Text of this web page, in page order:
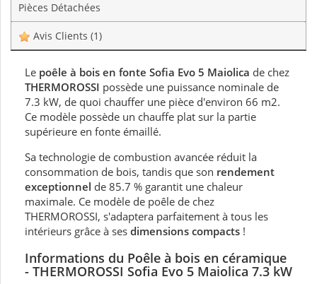
Pièces Détachées
Avis Clients (1)
Le poêle à bois en fonte Sofia Evo 5 Maiolica de chez
THERMOROSSI possède une puissance nominale de
7.3 kW, de quoi chauffer une pièce d'environ 66 m2.
Ce modèle possède un chauffe plat sur la partie
supérieure en fonte émaillé.
Sa technologie de combustion avancée réduit la
consommation de bois, tandis que son rendement
exceptionnel de 85.7 % garantit une chaleur
maximale. Ce modèle de poêle de chez
THERMOROSSI, s'adaptera parfaitement à tous les
intérieurs grâce à ses dimensions compacts !
Informations du Poêle à bois en céramique
- THERMOROSSI Sofia Evo 5 Maiolica 7.3 kW